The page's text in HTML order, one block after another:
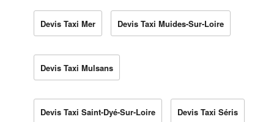
Devis Taxi Mer Devis Taxi Muides-Sur-Loire
Devis Taxi Mulsans
Devis Taxi Saint-Dyé-Sur-Loire Devis Taxi Séris